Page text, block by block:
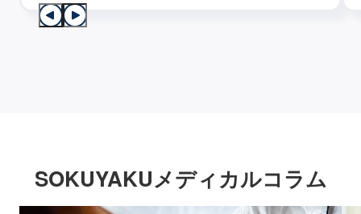
SOKUYAKUメディカルコラム